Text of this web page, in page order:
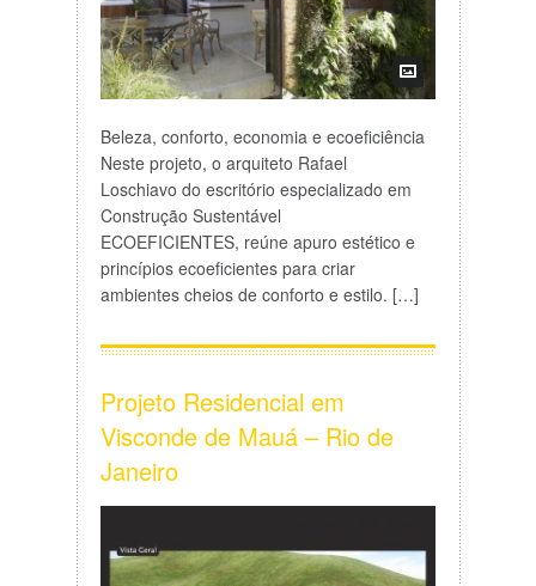
Beleza, conforto, economia e ecoeficiência
Neste projeto, o arquiteto Rafael
Loschiavo do escritório especializado em
Construção Sustentável
ECOEFICIENTES, reúne apuro estético e
princípios ecoeficientes para criar
ambientes cheios de conforto e estilo. […]
Projeto Residencial em
Visconde de Mauá – Rio de
Janeiro